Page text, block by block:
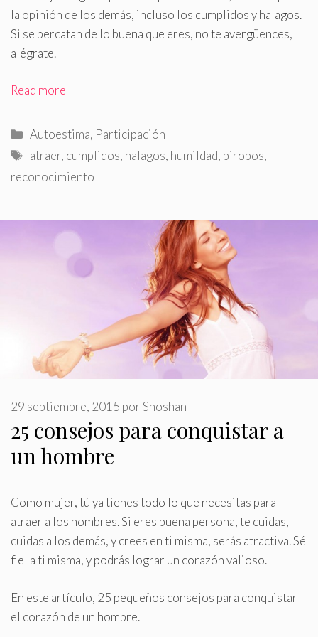
la opinión de los demás, incluso los cumplidos y halagos.
Si se percatan de lo buena que eres, no te avergüences,
alégrate.
Read more
Categorías
Autoestima, Participación
Etiquetas
atraer, cumplidos, halagos, humildad, piropos,
reconocimiento
25 consejos para conquistar a
un hombre
29 septiembre, 2015 porShoshan
Como mujer, tú ya tienes todo lo que necesitas para
atraer a los hombres.Si eres buena persona, te cuidas,
cuidas a los demás, y crees en ti misma, serás atractiva. Sé
fiel a ti misma, y podrás lograr un corazón valioso.
En este artículo, 25 pequeños consejos para conquistar
el corazón de un hombre.